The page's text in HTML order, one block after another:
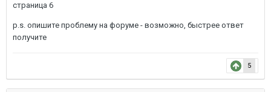
страница 6
p.s. опишите проблему на форуме - возможно, быстрее ответ
получите
5